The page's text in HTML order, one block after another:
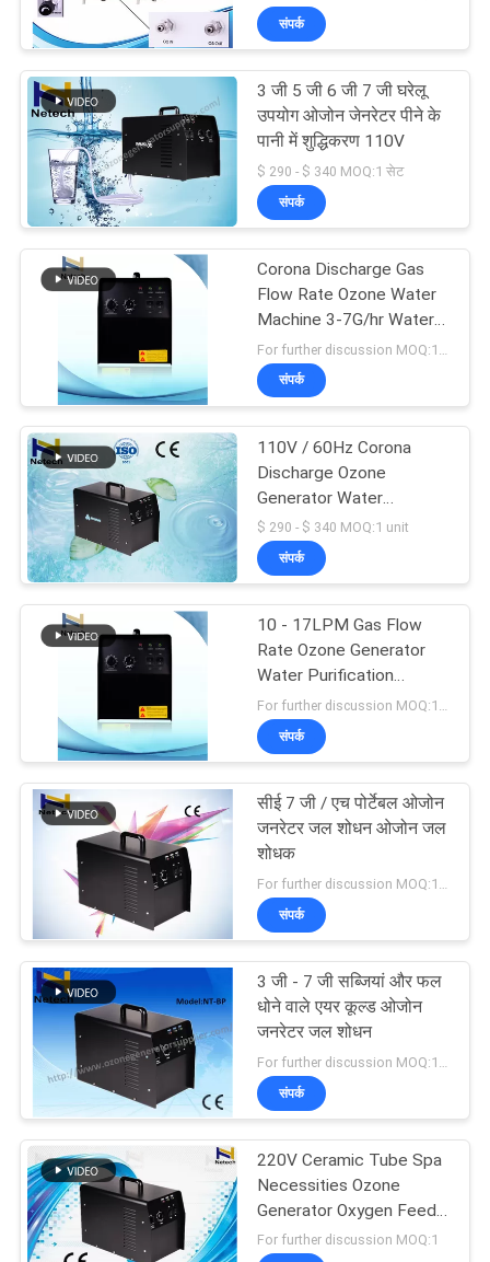
वाणिज्यिक ओजोन जेनरेटर
341
घरेलू ओजोन जेनरेटर
452
होटल ओजोन मशीन
खाद्य ओजोन जेनरेटर
101
तैरना पूल ओजोन जेनरेटर
संपर्क
3 जी 5 जी 6 जी 7 जी घरेलू
उपयोग ओजोन जेनरेटर पीने के
पानी में शुद्धिकरण 110V
$ 290 - $ 340 MOQ:1 सेट
संपर्क
Corona Discharge Gas
Flow Rate Ozone Water
Machine 3-7G/hr Water
Purifier
संपर्क
110V / 60Hz Corona
Discharge Ozone
Generator Water
Purification O3 Drinking
Water Plant
$ 290 - $ 340 MOQ:1 unit
संपर्क
10 - 17LPM Gas Flow
Rate Ozone Generator
Water Purification
Drinking Water
For further discussion MOQ:1 set
संपर्क
सीई 7 जी / एच पोर्टेबल ओजोन
जनरेटर जल शोधन ओजोन जल
शोधक
संपर्क
3 जी - 7 जी सब्जियां और फल
धोने वाले एयर कूल्ड ओजोन
जनरेटर जल शोधन
संपर्क
220V Ceramic Tube Spa
Necessities Ozone
Generator Oxygen Feed
Good Performance
For further discussion MOQ:1